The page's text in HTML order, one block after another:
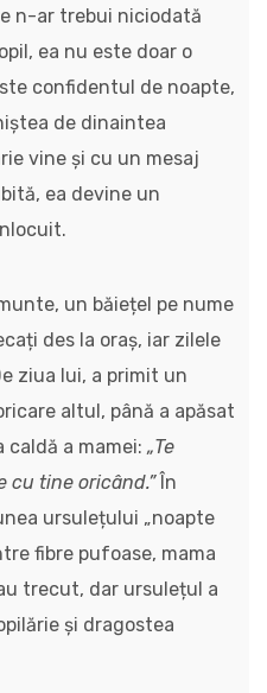
n-ar trebui niciodată
ea nu este doar o
confidentul de noapte,
de dinaintea
vine și cu un mesaj
ea devine un
un băiețel pe nume
des la oraș, iar zilele
ziua lui, a primit un
altul, până a apăsat
caldă a mamei: „Te
cu tine oricând.”În
ursulețului „noapte
fibre pufoase, mama
trecut, dar ursulețul a
și dragostea